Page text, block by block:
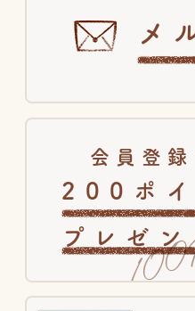
メ
会員登録
200ポイ
プレゼ